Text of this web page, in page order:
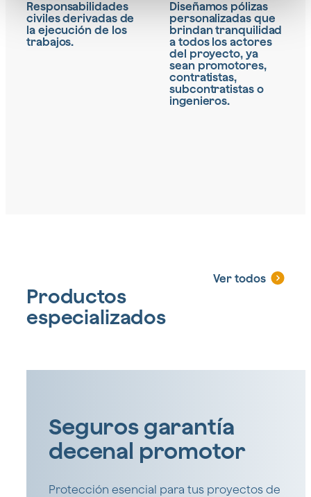
Responsabilidades
civiles derivadas de
la ejecución de los
trabajos.
Diseñamos pólizas
personalizadas que
brindan tranquilidad
a todos los actores
del proyecto, ya
sean promotores,
contratistas,
subcontratistas o
ingenieros.
Productos
especializados
Ver todos
Seguros garantía
decenal promotor
Protección esencial para tus proyectos de